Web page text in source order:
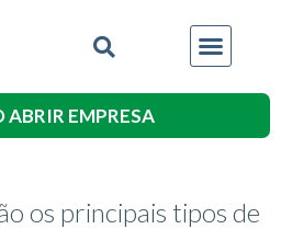
ABRIR EMPRESA
os principais tipos de